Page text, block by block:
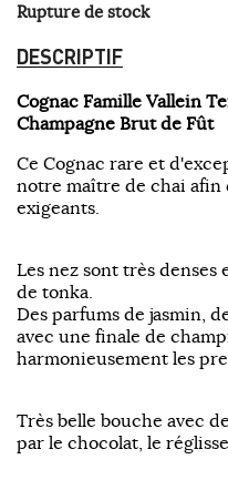
Rupture de stock
DESCRIPTIF
Cognac Famille Vallein
Champagne Brut de Fût
Ce Cognac rare et
notre maître de chai afin
exigeants.
Les nez sont très denses
de tonka.
Des parfums de jasmin,
avec une finale de
harmonieusement les
Très belle bouche avec
par le chocolat, le